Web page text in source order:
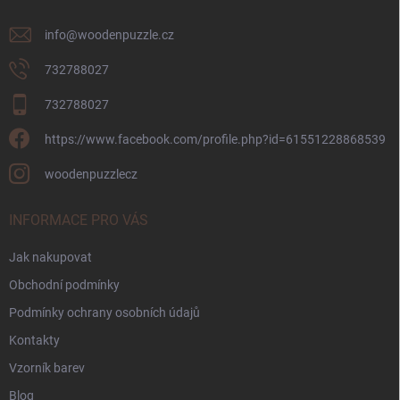
info@woodenpuzzle.cz
732788027
732788027
https://www.facebook.com/profile.php?id=61551228868539
woodenpuzzlecz
INFORMACE PRO VÁS
Jak nakupovat
Obchodní podmínky
Podmínky ochrany osobních údajů
Kontakty
Vzorník barev
Blog